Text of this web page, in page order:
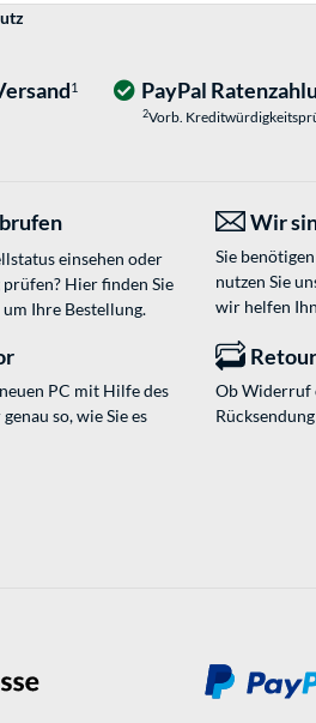
1 PayPal
2Vorb.
einsehen oder
Hier finden Sie
Ihre Bestellung.
Wir
Sie
nutzen Sie
wir helfen
PC mit Hilfe des
so, wie Sie es
Ob Widerruf